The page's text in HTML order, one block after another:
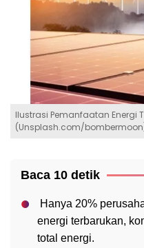
Ilustrasi Pemanfaatan Energi
(Unsplash.com/
Baca 10 detik
Hanya 20%
energi terbarukan,
total energi.